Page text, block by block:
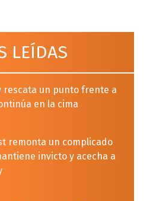
LEÍDAS
rescata un punto frente a
en la cima
remonta un complicado
invicto y acecha a